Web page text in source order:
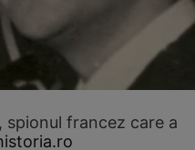
spionul francez care a